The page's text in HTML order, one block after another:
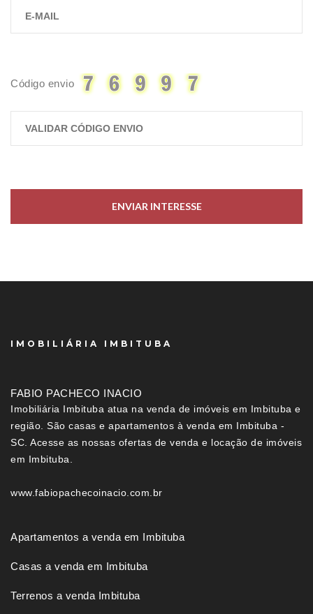
Código envio
ENVIAR INTERESSE
IMOBILIÁRIA IMBITUBA
FABIO PACHECO INACIO
Imobiliária Imbituba atua na venda de imóveis em Imbituba e
região. São casas e apartamentos à venda em Imbituba -
SC. Acesse as nossas ofertas de venda e locação de imóveis
em Imbituba.
www.fabiopachecoinacio.com.br
Apartamentos a venda em Imbituba
Casas a venda em Imbituba
Terrenos a venda Imbituba